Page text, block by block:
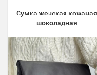
Сумка женская кожаная
шоколадная